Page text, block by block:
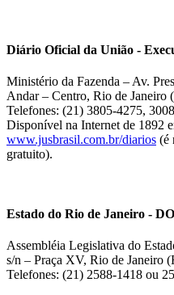
Diário Oficial da União -
Ministério da Fazenda – Av.
Andar – Centro, Rio de Janeiro
Telefones: (21) 3805-4275,
Disponível na Internet de 1892
www.jusbrasil.com.br/diarios (é
gratuito).
Estado do Rio de Janeiro -
Assembléia Legislativa do
s/n – Praça XV, Rio de Janeiro
Telefones: (21) 2588-1418 ou